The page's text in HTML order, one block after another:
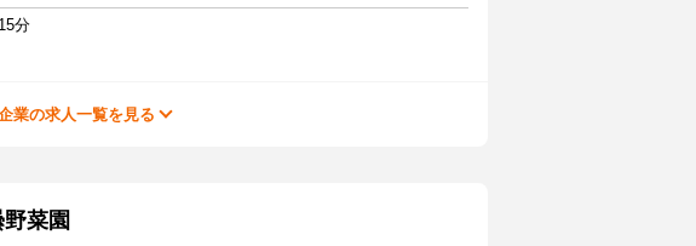
分
業の求人一覧を見る
菜園